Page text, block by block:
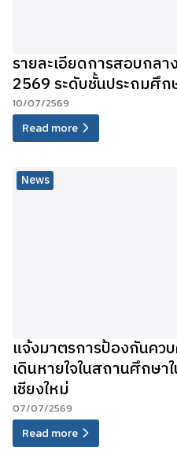
รายละเอียดการสอบกล
2569 ระดับชั้นประถมศึก
10/07/2569
Read more
News
แจ้งมาตรการป้องกันคว
เดินหายใจในสถานศึกษา
เชียงใหม่
07/07/2569
Read more